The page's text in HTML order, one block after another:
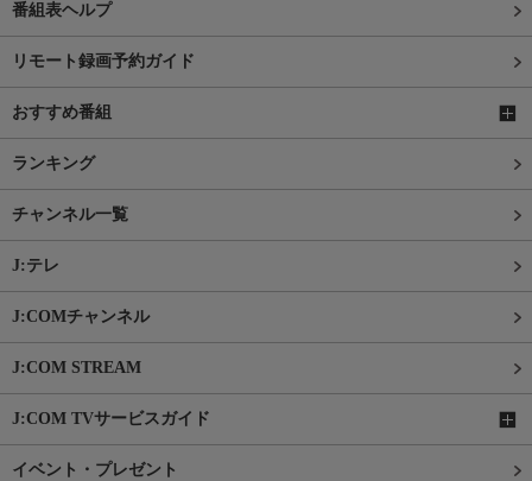
番組表ヘルプ
リモート録画予約ガイド
おすすめ番組
ランキング
チャンネル一覧
J:テレ
J:COMチャンネル
J:COM STREAM
J:COM TVサービスガイド
イベント・プレゼント